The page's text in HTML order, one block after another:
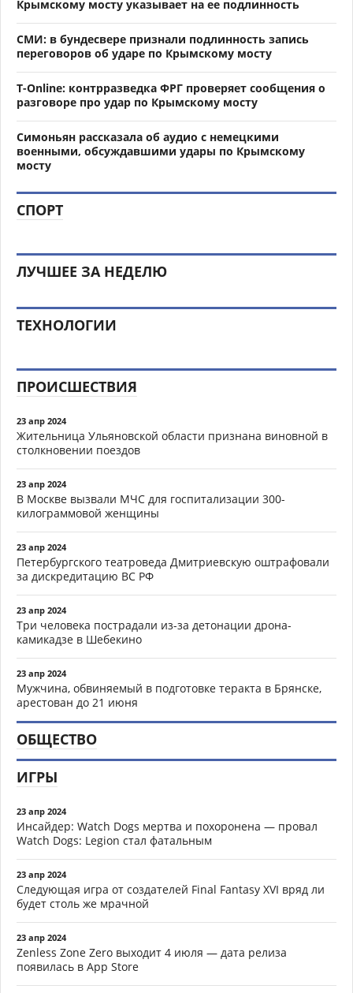
Крымскому мосту указывает на ее подлинность
СМИ: в бундесвере признали подлинность запись
переговоров об ударе по Крымскому мосту
T-Online: контрразведка ФРГ проверяет сообщения о
разговоре про удар по Крымскому мосту
Симоньян рассказала об аудио с немецкими
военными, обсуждавшими удары по Крымскому
мосту
СПОРТ
ЛУЧШЕЕ ЗА НЕДЕЛЮ
ТЕХНОЛОГИИ
ПРОИСШЕСТВИЯ
23 апр 2024
Жительница Ульяновской области признана виновной в
столкновении поездов
23 апр 2024
В Москве вызвали МЧС для госпитализации 300-
килограммовой женщины
23 апр 2024
Петербургского театроведа Дмитриевскую оштрафовали
за дискредитацию ВС РФ
23 апр 2024
Три человека пострадали из-за детонации дрона-
камикадзе в Шебекино
23 апр 2024
Мужчина, обвиняемый в подготовке теракта в Брянске,
арестован до 21 июня
ОБЩЕСТВО
ИГРЫ
23 апр 2024
Инсайдер: Watch Dogs мертва и похоронена — провал
Watch Dogs: Legion стал фатальным
23 апр 2024
Следующая игра от создателей Final Fantasy XVI вряд ли
будет столь же мрачной
23 апр 2024
Zenless Zone Zero выходит 4 июля — дата релиза
появилась в App Store